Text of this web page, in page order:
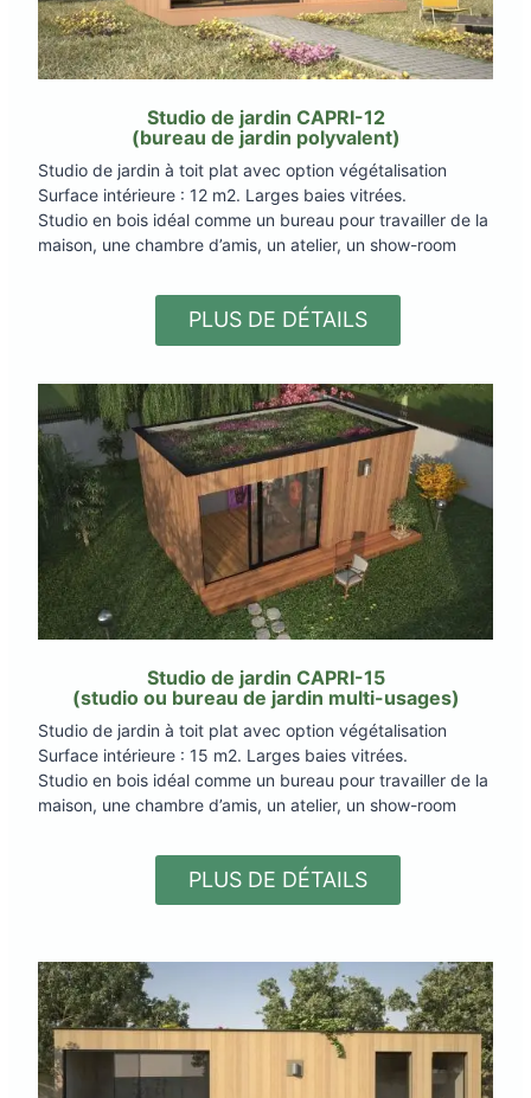
Studio de jardin CAPRI-12
(bureau de jardin polyvalent)
Studio de jardin à toit plat avec option végétalisation
Surface intérieure : 12 m2. Larges baies vitrées.
Studio en bois idéal comme un bureau pour travailler de la
maison, une chambre d’amis, un atelier, un show-room
PLUS DE DÉTAILS
Studio de jardin CAPRI-15
(studio ou bureau de jardin multi-usages)
Studio de jardin à toit plat avec option végétalisation
Surface intérieure : 15 m2. Larges baies vitrées.
Studio en bois idéal comme un bureau pour travailler de la
maison, une chambre d’amis, un atelier, un show-room
PLUS DE DÉTAILS